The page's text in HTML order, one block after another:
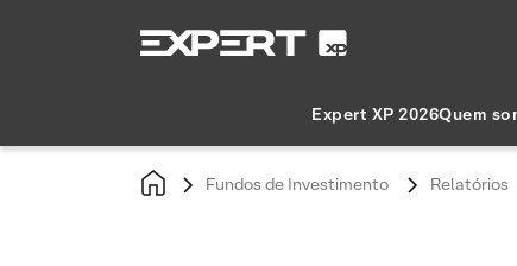
Expert XP 2026Quem
Fundos de Investimento Relatórios